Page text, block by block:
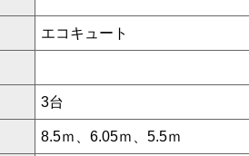
エコキュート
3台
8.5ｍ、6.05ｍ、5.5ｍ